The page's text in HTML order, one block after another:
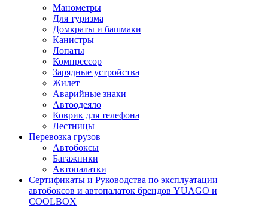
Манометры
Для туризма
Домкраты и башмаки
Канистры
Лопаты
Компрессор
Зарядные устройства
Жилет
Аварийные знаки
Автоодеяло
Коврик для телефона
Лестницы
Перевозка грузов
Автобоксы
Багажники
Автопалатки
Сертификаты и Руководства по эксплуатации
автобоксов и автопалаток брендов YUAGO и
COOLBOX